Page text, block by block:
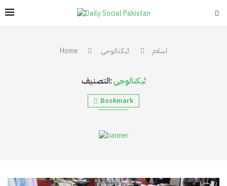
Home اسلام ٹیکنالوجی
التصنيف:ٹیکنالوجی
Bookmark